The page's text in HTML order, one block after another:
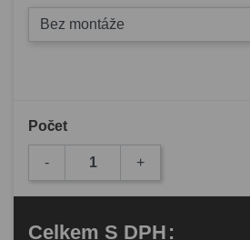
Bez montáže
Počet
- +
Celkem S DPH: